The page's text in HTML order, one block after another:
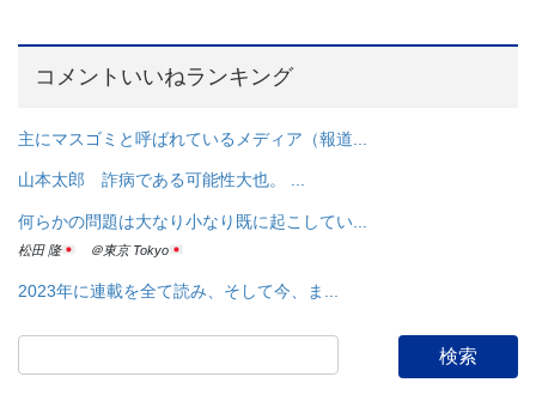
コメントいいねランキング
主にマスゴミと呼ばれているメディア（報道...
山本太郎 詐病である可能性大也。 ...
何らかの問題は大なり小なり既に起こしてい...
松田 隆 ＠東京 Tokyo
2023年に連載を全て読み、そして今、ま...